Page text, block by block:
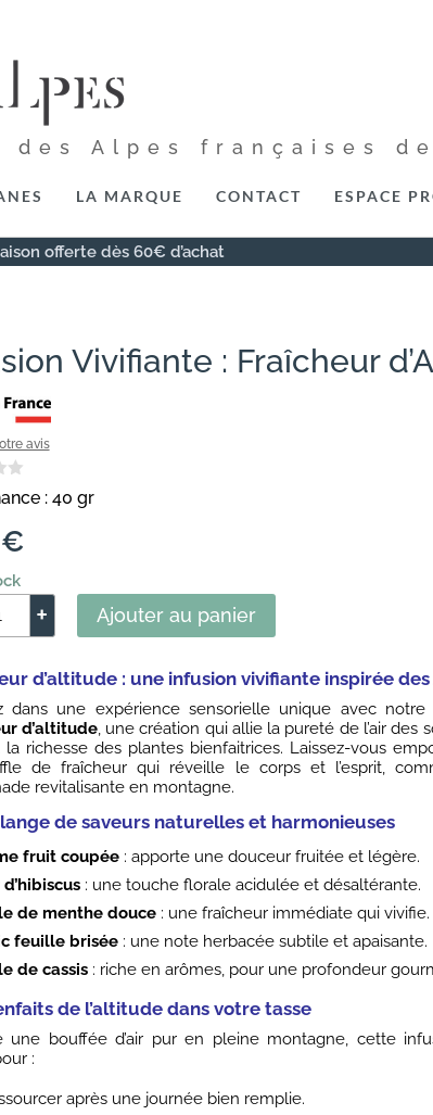
Alpes françaises
LA MARQUE CONTACT ESPACE
offerte dès 60€ d’achat
Vivifiante : Fraîcheur
avis
: 40 gr
€
+ Ajouter au panier
d’altitude : une infusion vivifiante inspirée des
dans une expérience sensorielle unique avec notre
d’altitude, une création qui allie la pureté de l’air des
la richesse des plantes bienfaitrices. Laissez-vous
de fraîcheur qui réveille le corps et l’esprit,
revitalisante en montagne.
de saveurs naturelles et harmonieuses
fruit coupée: apporte une douceur fruitée et légère.
: une touche florale acidulée et désaltérante.
de menthe douce: une fraîcheur immédiate qui vivifie.
feuille brisée: une note herbacée subtile et apaisante.
de cassis: riche en arômes, pour une profondeur
de l’altitude dans votre tasse
une bouffée d’air pur en pleine montagne, cette
:
après une journée bien remplie.